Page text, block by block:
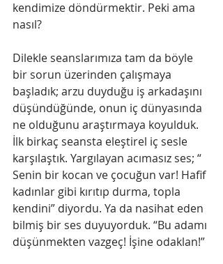
kendimize döndürmektir. Peki ama
nasıl?
Dilekle​ s​eanslarımıza tam da böyle
bir sorun üzerinden çalışmaya
başladık; arzu duyduğu iş arkadaşını
düşündüğünde, onun iç dünyasında
ne olduğunu araştırmaya koyulduk.
İlk birkaç seansta eleştirel iç sesle
karşılaştık. Yargılayan acımasız ses; ​“​
Senin bir kocan ve çocuğun var! Hafif
kadınlar gibi kırıtıp durma, topla
kendini” diyordu. Ya da nasihat eden
bilmiş bir ses duyuyorduk. “Bu adamı
düşünmekten vazgeç! İşine odaklan!”